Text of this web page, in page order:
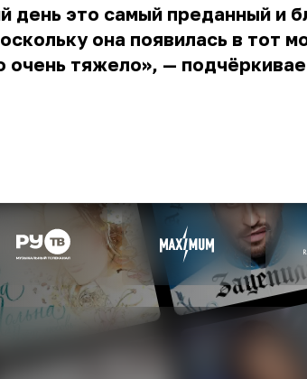
день это самый преданный и
она появилась в тот
очень тяжело», —